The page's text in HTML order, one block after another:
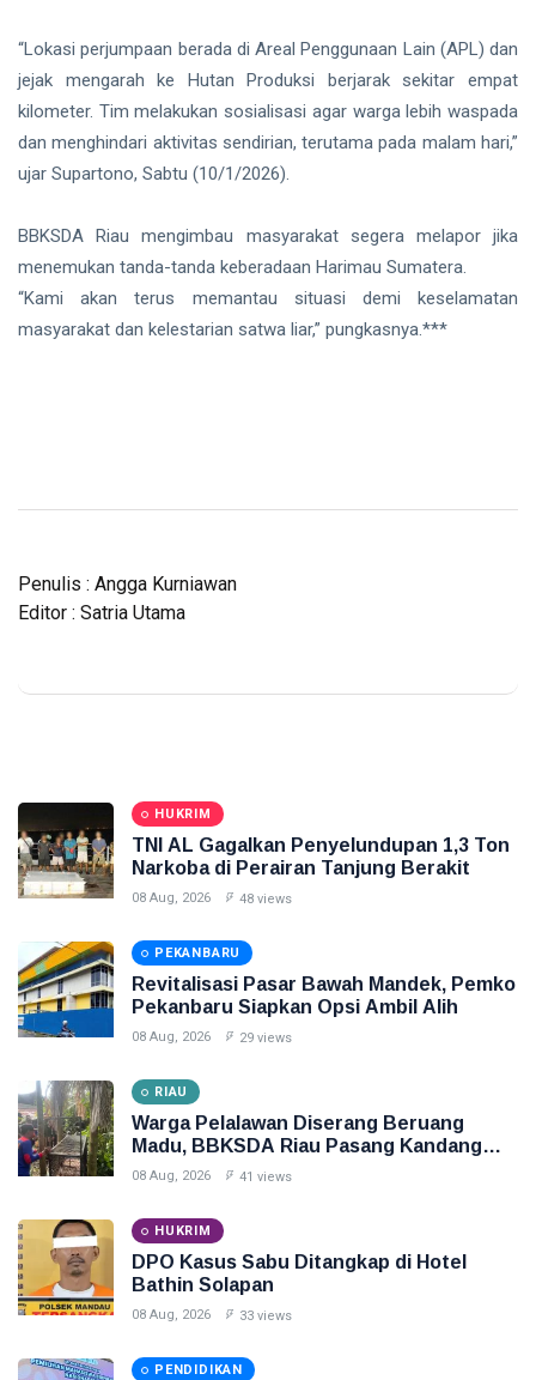
“Lokasi perjumpaan berada di Areal Penggunaan Lain (APL) dan
jejak mengarah ke Hutan Produksi berjarak sekitar empat
kilometer. Tim melakukan sosialisasi agar warga lebih waspada
dan menghindari aktivitas sendirian, terutama pada malam hari,”
ujar Supartono, Sabtu (10/1/2026).
BBKSDA Riau mengimbau masyarakat segera melapor jika
menemukan tanda-tanda keberadaan Harimau Sumatera.
“Kami akan terus memantau situasi demi keselamatan
masyarakat dan kelestarian satwa liar,” pungkasnya.***
Penulis : Angga Kurniawan
Editor : Satria Utama
HUKRIM
TNI AL Gagalkan Penyelundupan 1,3 Ton
Narkoba di Perairan Tanjung Berakit
08 Aug, 2026 48 views
PEKANBARU
Revitalisasi Pasar Bawah Mandek, Pemko
Pekanbaru Siapkan Opsi Ambil Alih
08 Aug, 2026 29 views
RIAU
Warga Pelalawan Diserang Beruang
Madu, BBKSDA Riau Pasang Kandang
Jebak
08 Aug, 2026 41 views
HUKRIM
DPO Kasus Sabu Ditangkap di Hotel
Bathin Solapan
08 Aug, 2026 33 views
PENDIDIKAN